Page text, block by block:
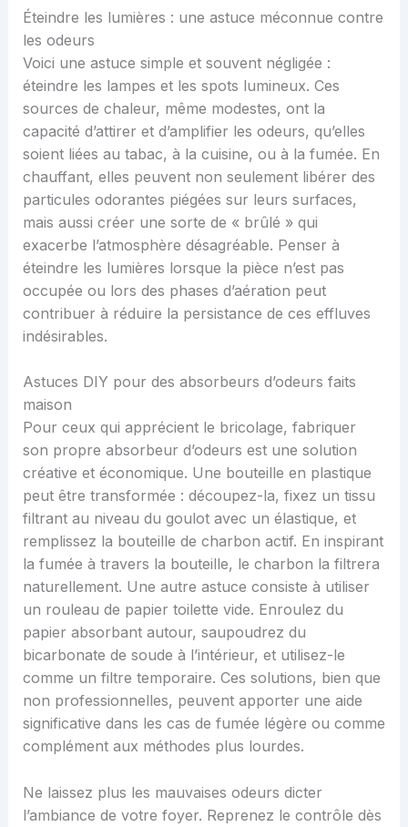
Éteindre les lumières : une astuce méconnue contre
les odeurs
Voici une astuce simple et souvent négligée :
éteindre les lampes et les spots lumineux. Ces
sources de chaleur, même modestes, ont la
capacité d’attirer et d’amplifier les odeurs, qu’elles
soient liées au tabac, à la cuisine, ou à la fumée. En
chauffant, elles peuvent non seulement libérer des
particules odorantes piégées sur leurs surfaces,
mais aussi créer une sorte de « brûlé » qui
exacerbe l’atmosphère désagréable. Penser à
éteindre les lumières lorsque la pièce n’est pas
occupée ou lors des phases d’aération peut
contribuer à réduire la persistance de ces effluves
indésirables.
Astuces DIY pour des absorbeurs d’odeurs faits
maison
Pour ceux qui apprécient le bricolage, fabriquer
son propre absorbeur d’odeurs est une solution
créative et économique. Une bouteille en plastique
peut être transformée : découpez-la, fixez un tissu
filtrant au niveau du goulot avec un élastique, et
remplissez la bouteille de charbon actif. En inspirant
la fumée à travers la bouteille, le charbon la filtrera
naturellement. Une autre astuce consiste à utiliser
un rouleau de papier toilette vide. Enroulez du
papier absorbant autour, saupoudrez du
bicarbonate de soude à l’intérieur, et utilisez-le
comme un filtre temporaire. Ces solutions, bien que
non professionnelles, peuvent apporter une aide
significative dans les cas de fumée légère ou comme
complément aux méthodes plus lourdes.
Ne laissez plus les mauvaises odeurs dicter
l’ambiance de votre foyer. Reprenez le contrôle dès